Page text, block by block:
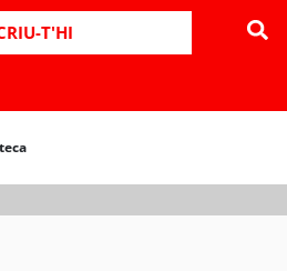
T'HI